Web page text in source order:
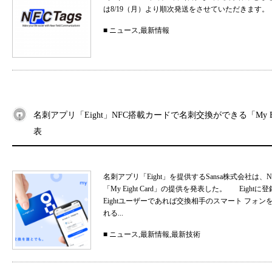
は8/19（月）より順次発送をさせていただき
■ ニュース,最新情報
名刺アプリ「Eight」NFC搭載カードで名刺交換ができる「My
表
名刺アプリ「Eight」を提供するSansa株式会社は
「My Eight Card」の提供を発表した。 Eightに
Eightユーザーであれば交換相手のスマート フォン
れる...
■ ニュース,最新情報,最新技術